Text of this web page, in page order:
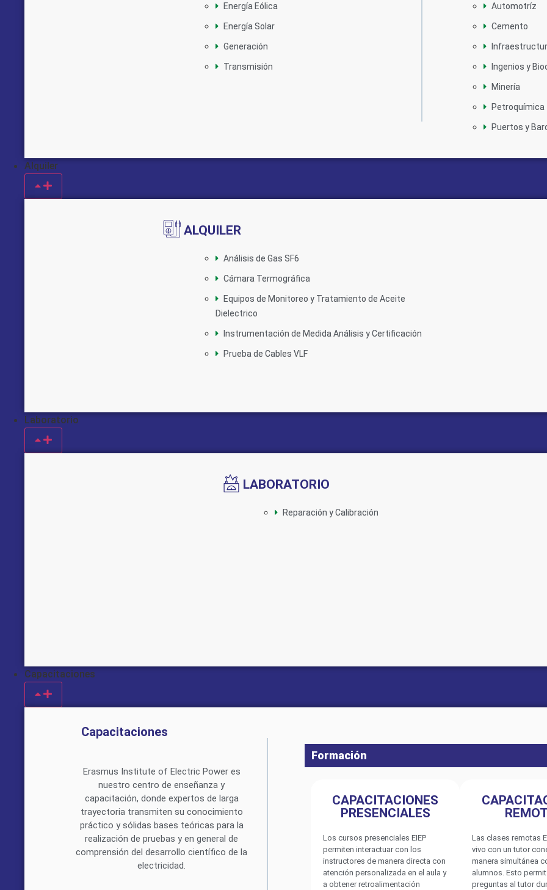
Energía Eólica
Energía Solar
Generación
Transmisión
Automotríz
Cemento
Ingenios y
Minería
Petroquímica
Puertos y
Alquiler
ALQUILER
Análisis de Gas SF6
Cámara Termográfica
Equipos de Monitoreo y Tratamiento de Aceite
Dielectrico
Instrumentación de Medida Análisis y Certificación
Prueba de Cables VLF
Laboratorio
LABORATORIO
Reparación y Calibración
Capacitaciones
Capacitaciones
Erasmus Institute of Electric Power es
nuestro centro de enseñanza y
capacitación, donde expertos de larga
trayectoria transmiten su conocimiento
práctico y sólidas bases teóricas para la
realización de pruebas y en general de
comprensión del desarrollo científico de la
electricidad.
Formación
CAPACITACIONES
PRESENCIALES
Los cursos presenciales EIEP
permiten interactuar con los
instructores de manera directa con
atención personalizada en el aula y
a obtener retroalimentación
Las clases remotas
vivo con un tutor
manera simultánea
alumnos. Esto
preguntas al tutor